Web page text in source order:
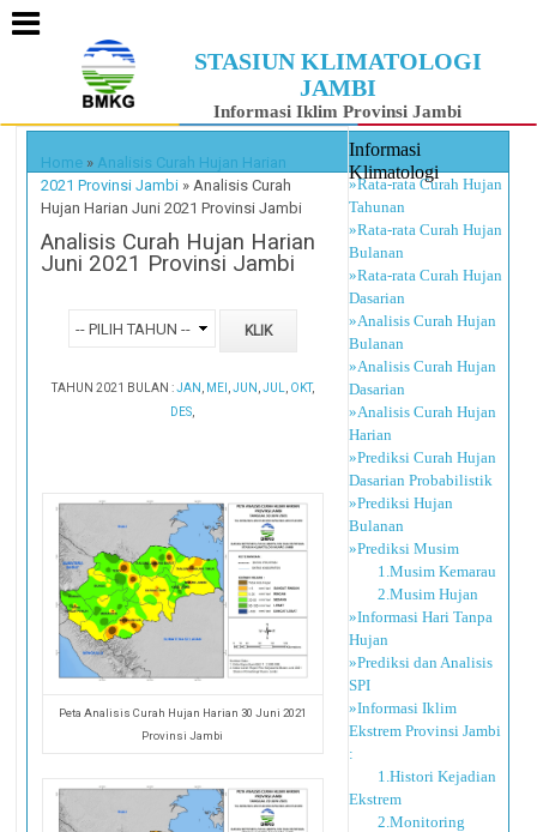
STASIUN KLIMATOLOGI
JAMBI
Informasi Iklim Provinsi Jambi
Home » Analisis Curah Hujan Harian
2021 Provinsi Jambi » Analisis Curah
Hujan Harian Juni 2021 Provinsi Jambi
Analisis Curah Hujan Harian
Juni 2021 Provinsi Jambi
TAHUN 2021 BULAN :JAN MEI JUN JUL OKT,
DES
Peta Analisis Curah Hujan Harian 30 Juni 2021
Provinsi Jambi
Informasi
Klimatologi
»Rata-rata Curah Hujan
Tahunan
»Rata-rata Curah Hujan
Bulanan
»Rata-rata Curah Hujan
Dasarian
»Analisis Curah Hujan
Bulanan
»Analisis Curah Hujan
Dasarian
»Analisis Curah Hujan
Harian
»Prediksi Curah Hujan
Dasarian Probabilistik
»Prediksi Hujan
Bulanan
»Prediksi Musim
1.Musim Kemarau
2.Musim Hujan
»Informasi Hari Tanpa
Hujan
»Prediksi dan Analisis
SPI
»Informasi Iklim
Ekstrem Provinsi Jambi
:
1.Histori Kejadian
Ekstrem
2.Monitoring